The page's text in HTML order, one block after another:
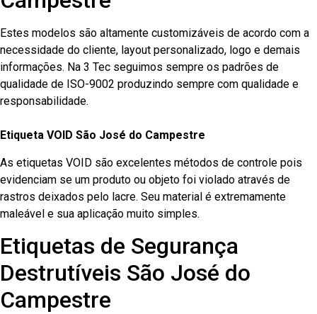
Estes modelos são altamente customizáveis de acordo com a
necessidade do cliente, layout personalizado, logo e demais
informações. Na 3 Tec seguimos sempre os padrões de
qualidade de ISO-9002 produzindo sempre com qualidade e
responsabilidade.
Etiqueta VOID São José do Campestre
As etiquetas VOID são excelentes métodos de controle pois
evidenciam se um produto ou objeto foi violado através de
rastros deixados pelo lacre. Seu material é extremamente
maleável e sua aplicação muito simples.
Etiquetas de Segurança
Destrutíveis São José do
Campestre